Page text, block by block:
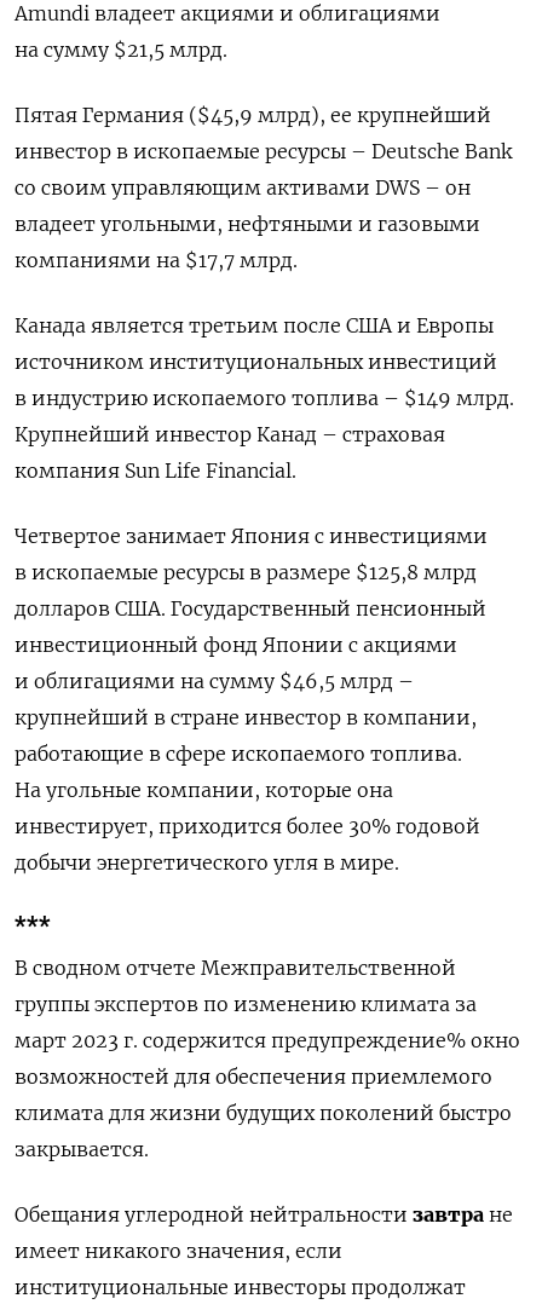
Amundi владеет акциями и облигациями
на сумму $21,5 млрд.
Пятая Германия ($45,9 млрд), ее крупнейший
инвестор в ископаемые ресурсы – Deutsche Bank
со своим управляющим активами DWS – он
владеет угольными, нефтяными и газовыми
компаниями на $17,7 млрд.
Канада является третьим после США и Европы
источником институциональных инвестиций
в индустрию ископаемого топлива – $149 млрд.
Крупнейший инвестор Канад – страховая
компания Sun Life Financial.
Четвертое занимает Япония с инвестициями
в ископаемые ресурсы в размере $125,8 млрд
долларов США. Государственный пенсионный
инвестиционный фонд Японии с акциями
и облигациями на сумму $46,5 млрд –
крупнейший в стране инвестор в компании,
работающие в сфере ископаемого топлива.
На угольные компании, которые она
инвестирует, приходится более 30% годовой
добычи энергетического угля в мире.
***
В сводном отчете Межправительственной
группы экспертов по изменению климата за
март 2023 г. содержится предупреждение% окно
возможностей для обеспечения приемлемого
климата для жизни будущих поколений быстро
закрывается.
Обещания углеродной нейтральности завтра не
имеет никакого значения, если
институциональные инвесторы продолжат